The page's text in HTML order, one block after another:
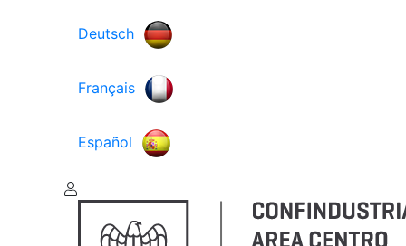
Deutsch
Français
Español